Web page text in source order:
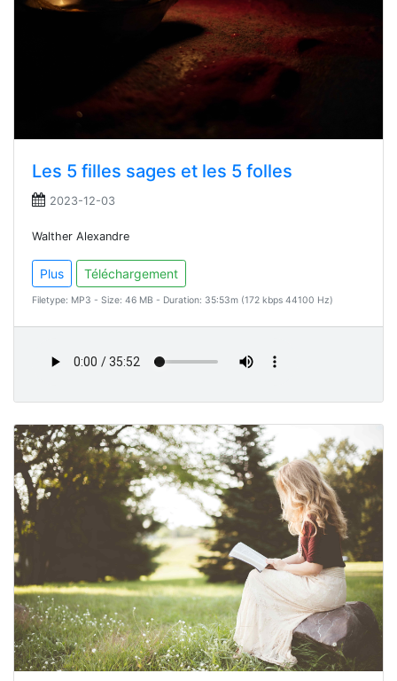
Les 5 filles sages et les 5 folles
2023-12-03
Walther Alexandre
Plus Téléchargement
Filetype: MP3 - Size: 46 MB - Duration: 35:53m (172 kbps 44100 Hz)